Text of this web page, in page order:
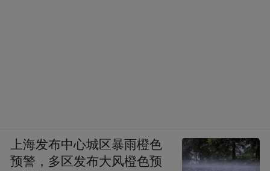
上海发布中心城区暴雨橙色
预警，多区发布大风橙色预